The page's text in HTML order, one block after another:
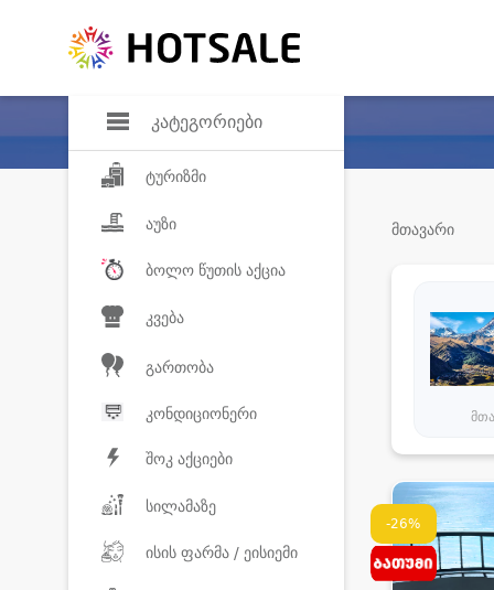
კატეგორიები
ტურიზმი
აუზი
ბოლო წუთის აქცია
კვება
გართობა
კონდიციონერი
შოკ აქციები
სილამაზე
ისის ფარმა / ეისიემი
მთავარი
მთა
-26%